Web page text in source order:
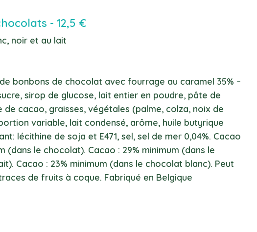
- 12,5 €
noir et au lait
bonbons de chocolat avec fourrage au caramel 35% –
sirop de glucose, lait entier en poudre, pâte de
de cacao, graisses, végétales (palme, colza, noix de
variable, lait condensé, arôme, huile butyrique
lécithine de soja et E471, sel, sel de mer 0,04%. Cacao
(dans le chocolat). Cacao : 29% minimum (dans le
Cacao : 23% minimum (dans le chocolat blanc). Peut
de fruits à coque. Fabriqué en Belgique